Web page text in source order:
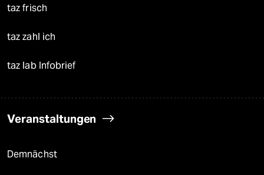
taz frisch
taz zahl ich
taz lab Infobrief
Veranstaltungen
Demnächst